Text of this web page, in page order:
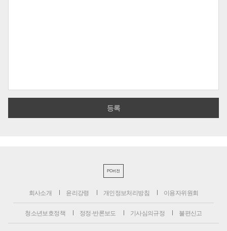
PC버전
회사소개 윤리강령 개인정보처리방침 이용자위원회
청소년보호정책 정정·반론보도 기사심의규정 불편신고